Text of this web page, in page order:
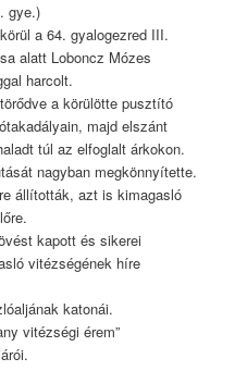
gye.)
a 64. gyalogezred III.
alatt Loboncz Mózes
harcolt.
a körülötte pusztító
majd elszánt
túl az elfoglalt árkokon.
nagyban megkönnyítette.
állították, azt is kimagasló
kapott és sikerei
vitézségének híre
katonái.
vitézségi érem”